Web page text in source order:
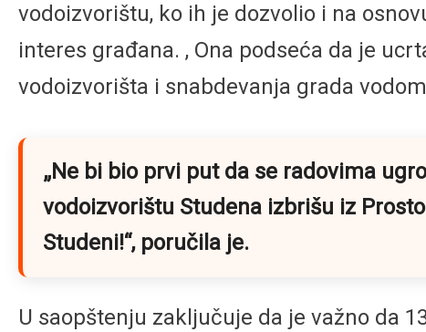
vodoizvorištu, ko ih je dozvolio i na
interes građana. , Ona podseća da je
vodoizvorišta i snabdevanja grada
„Ne bi bio prvi put da se radovima
vodoizvorištu Studena izbrišu iz
Studeni!“, poručila je.
U saopštenju zaključuje da je važno da